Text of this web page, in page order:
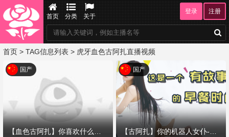
首页 分类 关于
登录 注册
首页 > TAG信息列表 > 虎牙血色古阿扎直播视频
国产 国产